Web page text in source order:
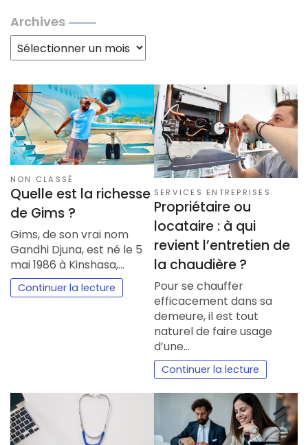
Archives
Archives
NON CLASSÉ
Quelle est la richesse
de Gims ?
Gims, de son vrai nom
Gandhi Djuna, est né le 5
mai 1986 à Kinshasa,…
Continuer la lecture
SERVICES ENTREPRISES
Propriétaire ou
locataire : à qui
revient l’entretien de
la chaudière ?
Pour se chauffer
efficacement dans sa
demeure, il est tout
naturel de faire usage
d’une…
Continuer la lecture